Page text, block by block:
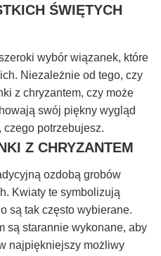
ŚWIĘTYCH
wybór wiązanek, które
Niezależnie od tego, czy
z chryzantem, czy może
swój piękny wygląd
czego potrzebujesz.
Z CHRYZANTEM
ozdobą grobów
Kwiaty te symbolizują
są tak często wybierane.
są starannie wykonane, aby
najpiękniejszy możliwy